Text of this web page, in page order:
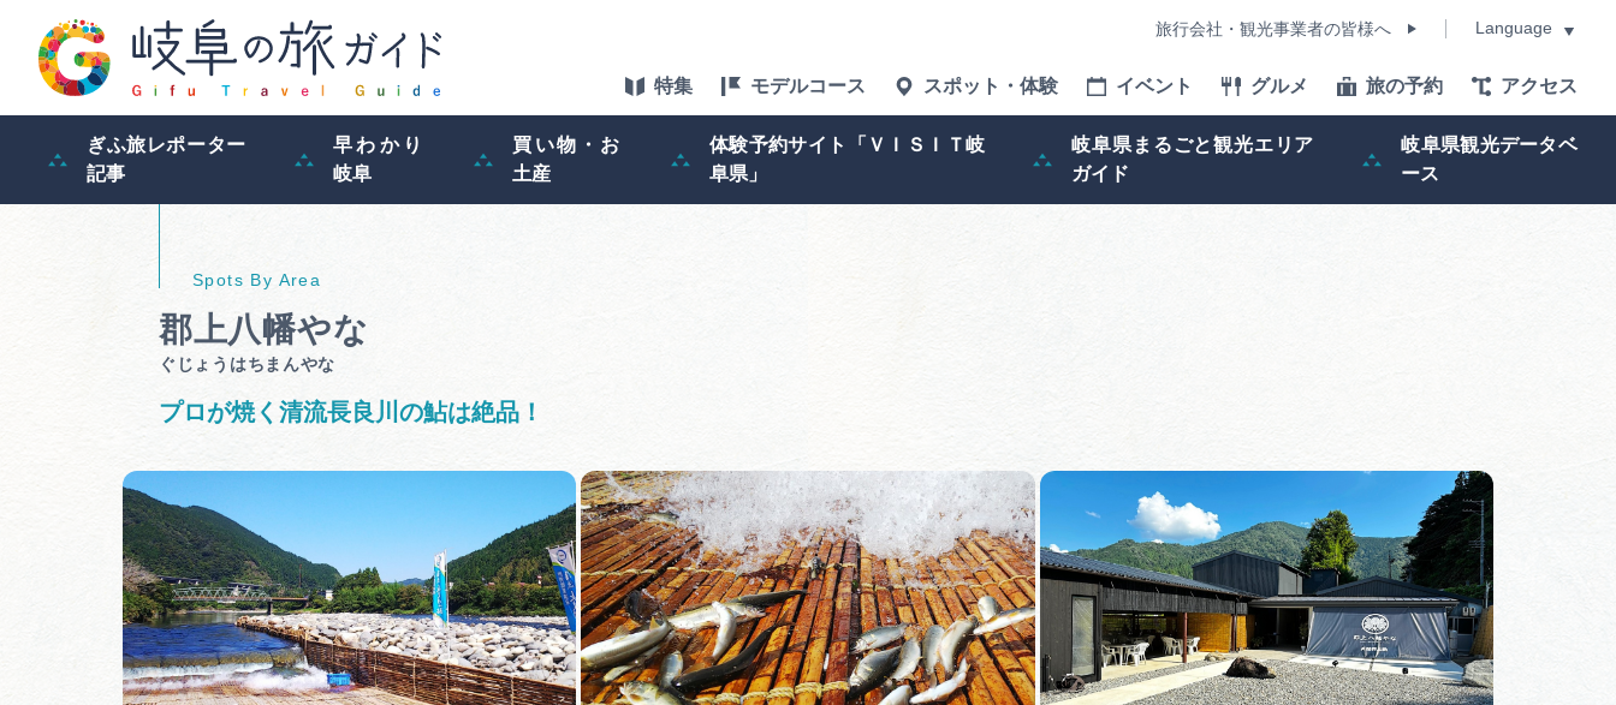
旅行会社・観光事業者の皆様へ Language
特集 モデルコース スポット・体験 イベント グルメ 旅の予約 アクセス
ぎふ旅レポーター
記事
早わかり
岐阜
買い物・お
土産
体験予約サイト「ＶＩＳＩＴ岐
阜県」
岐阜県まるごと観光エリア
ガイド
岐阜県観光データベ
ース
ぎふ旅レポーター記事
買い物・お土産
体験予約サイト「ＶＩＳＩＴ
岐阜県」
岐阜県まるごと観光エリアガ
イド
岐阜県観光データベース
郡上八幡やな
ぐじょうはちまんやな
プロが焼く清流長良川の鮎は絶品！